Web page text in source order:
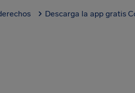
Descarga la app gratis